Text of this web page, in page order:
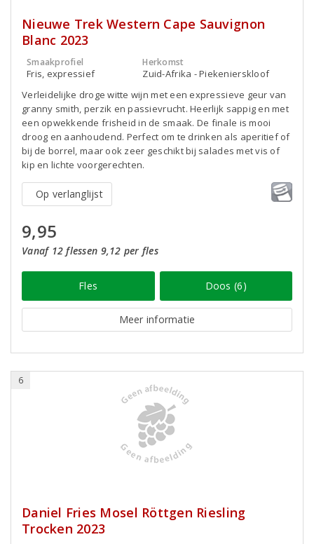
Nieuwe Trek Western Cape Sauvignon
Blanc 2023
Smaakprofiel
Fris, expressief
Herkomst
Zuid-Afrika - Piekenierskloof
Verleidelijke droge witte wijn met een expressieve geur van
granny smith, perzik en passievrucht. Heerlijk sappig en met
een opwekkende frisheid in de smaak. De finale is mooi
droog en aanhoudend. Perfect om te drinken als aperitief of
bij de borrel, maar ook zeer geschikt bij salades met vis of
kip en lichte voorgerechten.
Op verlanglijst
9,95
Vanaf 12 flessen 9,12 per fles
Fles Doos (6)
Meer informatie
6
Daniel Fries Mosel Röttgen Riesling
Trocken 2023